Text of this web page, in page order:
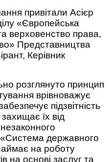
привітали Асієр
«Європейська
верховенство права,
Представництва
Керівник
розглянуто принцип
врівноважує
підзвітність
їх від
державного
на роботу
на основі заслуг та